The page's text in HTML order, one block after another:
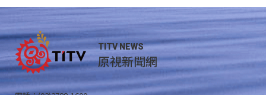
TITV NEWS
原視新聞網